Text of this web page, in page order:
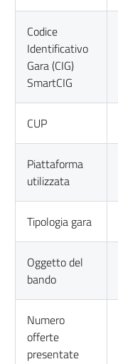
Codice
Identificativo
Gara (CIG)
SmartCIG
CUP
Piattaforma
utilizzata
Tipologia gara
Oggetto del
bando
Numero
offerte
presentate